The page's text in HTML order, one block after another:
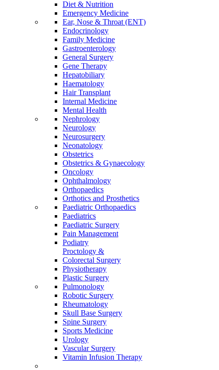
Diet & Nutrition
Emergency Medicine
Ear, Nose & Throat (ENT)
Endocrinology
Family Medicine
Gastroenterology
General Surgery
Gene Therapy
Hepatobiliary
Haematology
Hair Transplant
Internal Medicine
Mental Health
Nephrology
Neurology
Neurosurgery
Neonatology
Obstetrics
Obstetrics & Gynaecology
Oncology
Ophthalmology
Orthopaedics
Orthotics and Prosthetics
Paediatric Orthopaedics
Paediatrics
Paediatric Surgery
Pain Management
Podiatry
Proctology &
Colorectal Surgery
Physiotherapy
Plastic Surgery
Pulmonology
Robotic Surgery
Rheumatology
Skull Base Surgery
Spine Surgery
Sports Medicine
Urology
Vascular Surgery
Vitamin Infusion Therapy